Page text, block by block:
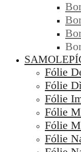
Fólie
Fólie
Fólie
Fólie
Fólie
Fólie